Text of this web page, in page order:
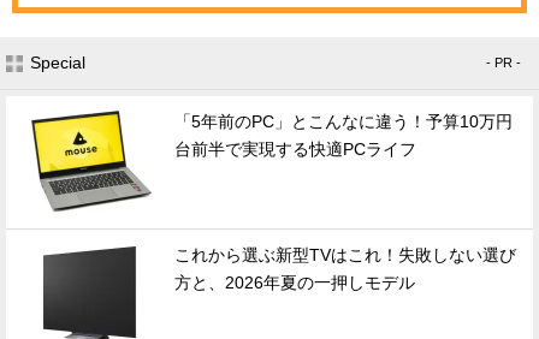
Special - PR -
「5年前のPC」とこんなに違う！予算10万円
台前半で実現する快適PCライフ
これから選ぶ新型TVはこれ！失敗しない選び
方と、2026年夏の一押しモデル